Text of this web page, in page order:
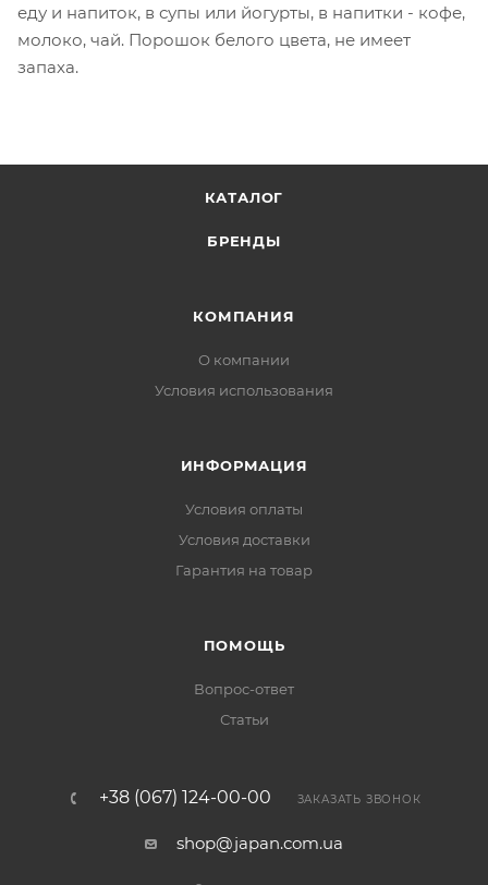
еду и напиток, в супы или йогурты, в напитки - кофе,
молоко, чай. Порошок белого цвета, не имеет
запаха.
КАТАЛОГ
БРЕНДЫ
КОМПАНИЯ
О компании
Условия использования
ИНФОРМАЦИЯ
Условия оплаты
Условия доставки
Гарантия на товар
ПОМОЩЬ
Вопрос-ответ
Статьи
+38 (067) 124-00-00 ЗАКАЗАТЬ ЗВОНОК
shop@japan.com.ua